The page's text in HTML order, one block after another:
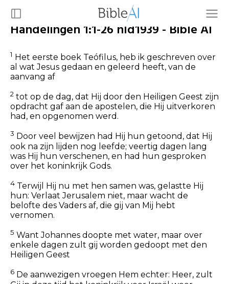
Handelingen 1:1-26 nld1939 - Bible AI
1 Het eerste boek Teófilus, heb ik geschreven over
al wat Jesus gedaan en geleerd heeft, van de
aanvang af
2 tot op de dag, dat Hij door den Heiligen Geest zijn
opdracht gaf aan de apostelen, die Hij uitverkoren
had, en opgenomen werd.
3 Door veel bewijzen had Hij hun getoond, dat Hij
ook na zijn lijden nog leefde; veertig dagen lang
was Hij hun verschenen, en had hun gesproken
over het koninkrijk Gods.
4 Terwijl Hij nu met hen samen was, gelastte Hij
hun: Verlaat Jerusalem niet, maar wacht de
belofte des Vaders af, die gij van Mij hebt
vernomen.
5 Want Johannes doopte met water, maar over
enkele dagen zult gij worden gedoopt met den
Heiligen Geest
6 De aanwezigen vroegen Hem echter: Heer, zult